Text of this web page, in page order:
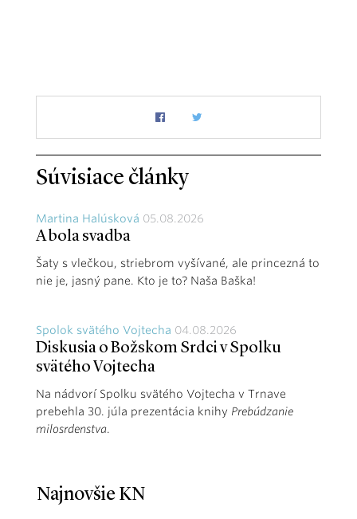
Súvisiace články
Martina Halúsková 05.08.2026
A bola svadba
Šaty s vlečkou, striebrom vyšívané, ale princezná to
nie je, jasný pane. Kto je to? Naša Baška!
Spolok svätého Vojtecha 04.08.2026
Diskusia o Božskom Srdci v Spolku
svätého Vojtecha
Na nádvorí Spolku svätého Vojtecha v Trnave
prebehla 30. júla prezentácia knihy Prebúdzanie
milosrdenstva.
Najnovšie KN